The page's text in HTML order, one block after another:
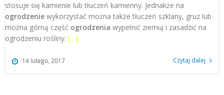
stosuje się kamienie lub tłuczeń kamienny. Jednakże na
ogrodzeniewykorzystać można także tłuczeń szklany, gruz lub
można górną część ogrodzenia wypełnić ziemią i zasadzić na
ogrodzeniu rośliny. […]
14 lutego, 2017 Czytaj dalej